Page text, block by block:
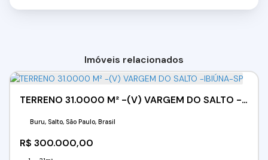
Imóveis relacionados
TERRENO 31.0000 M² -(V) VARGEM DO SALTO -IBIÚNA-SP
R$ 300.000,00
Buru, Salto, São Paulo, Brasil